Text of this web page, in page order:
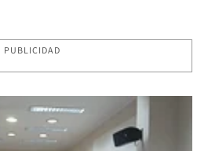
PUBLICIDAD